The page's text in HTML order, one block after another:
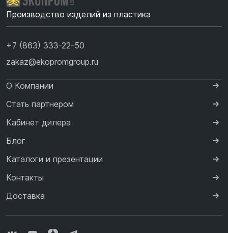
Производство изделий из пластика
+7 (863) 333-22-50
zakaz@ekopromgroup.ru
О Компании
Стать партнером
Кабинет дилера
Блог
Каталоги и презентации
Контакты
Доставка